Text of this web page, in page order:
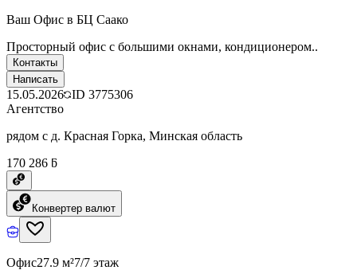
Ваш Офис в БЦ Саако
Просторный офис с большими окнами, кондиционером..
Контакты
Написать
15.05.2026 ID 3775306
Агентство
рядом с д. Красная Горка, Минская область
170 286 ƃ
Конвертер валют
Офис27.9 м²7/7 этаж